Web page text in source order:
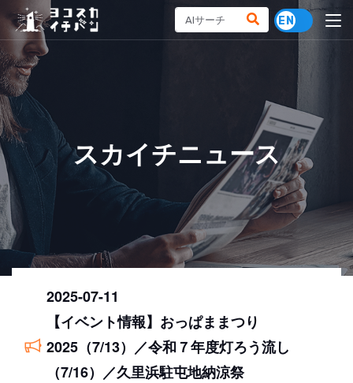
スカイチニュース
2025-07-11
【イベント情報】おっぱままつり
2025（7/13）／令和７年度灯ろう流し
（7/16）／久里浜駐屯地納涼祭